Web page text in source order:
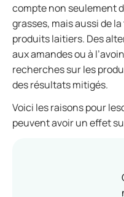
compte non seulement
grasses, mais aussi de
produits laitiers. Des
aux amandes ou à
recherches sur les
des résultats mitigés.
Voici les raisons pour
peuvent avoir un effet